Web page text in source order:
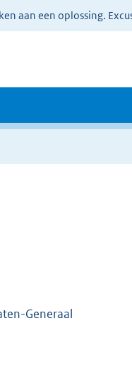
aan een oplossing.
Generaal